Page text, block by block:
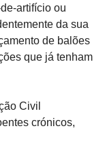
artifício ou
da sua
de balões
que já tenham
Civil
crónicos,